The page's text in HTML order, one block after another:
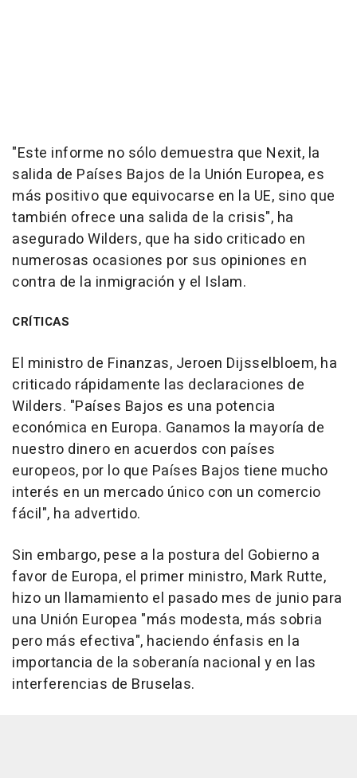
"Este informe no sólo demuestra que Nexit, la
salida de Países Bajos de la Unión Europea, es
más positivo que equivocarse en la UE, sino que
también ofrece una salida de la crisis", ha
asegurado Wilders, que ha sido criticado en
numerosas ocasiones por sus opiniones en
contra de la inmigración y el Islam.
CRÍTICAS
El ministro de Finanzas, Jeroen Dijsselbloem, ha
criticado rápidamente las declaraciones de
Wilders. "Países Bajos es una potencia
económica en Europa. Ganamos la mayoría de
nuestro dinero en acuerdos con países
europeos, por lo que Países Bajos tiene mucho
interés en un mercado único con un comercio
fácil", ha advertido.
Sin embargo, pese a la postura del Gobierno a
favor de Europa, el primer ministro, Mark Rutte,
hizo un llamamiento el pasado mes de junio para
una Unión Europea "más modesta, más sobria
pero más efectiva", haciendo énfasis en la
importancia de la soberanía nacional y en las
interferencias de Bruselas.